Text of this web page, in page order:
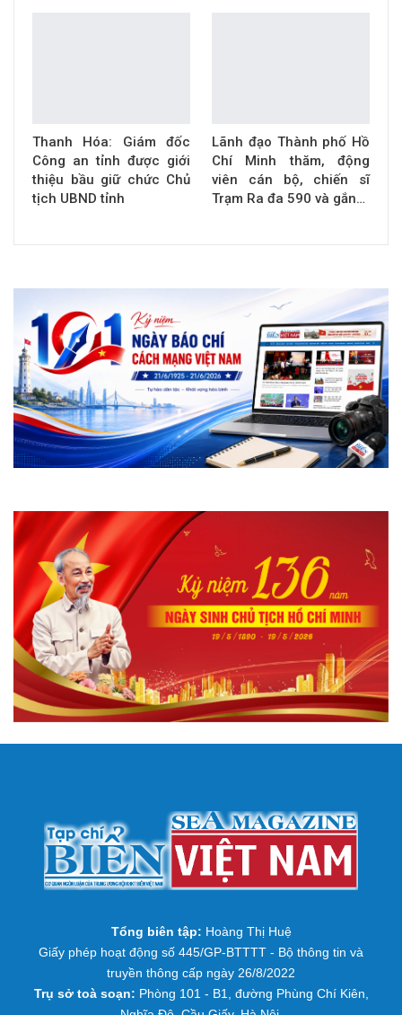
Thanh Hóa: Giám đốc
Công an tỉnh được giới
thiệu bầu giữ chức Chủ
tịch UBND tỉnh
Lãnh đạo Thành phố Hồ
Chí Minh thăm, động
viên cán bộ, chiến sĩ
Trạm Ra đa 590 và gắn…
Tổng biên tập: Hoàng Thị Huệ
Giấy phép hoạt động số 445/GP-BTTTT - Bộ thông tin và
truyền thông cấp ngày 26/8/2022
Trụ sở toà soạn: Phòng 101 - B1, đường Phùng Chí Kiên,